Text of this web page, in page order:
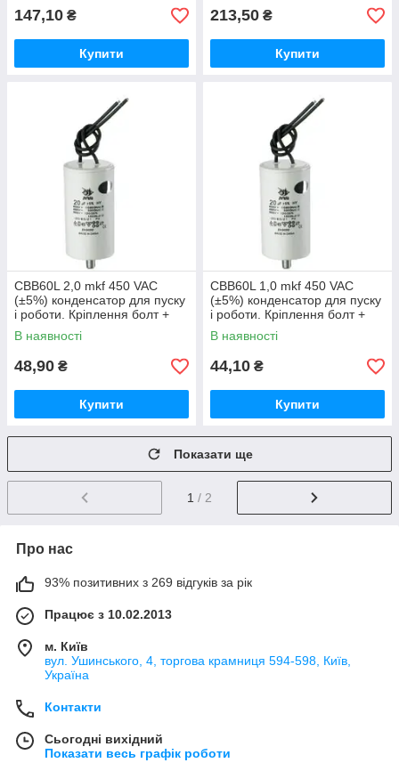
147,10 ₴
Купити
213,50 ₴
Купити
CBB60L 2,0 mkf 450 VAC
(±5%) конденсатор для пуску
і роботи. Кріплення болт +
дроти (30*57 mm)
В наявності
48,90 ₴
Купити
CBB60L 1,0 mkf 450 VAC
(±5%) конденсатор для пуску
і роботи. Кріплення болт +
дроти (30*57 mm)
В наявності
44,10 ₴
Купити
Показати ще
1 / 2
Про нас
93% позитивних з 269 відгуків за рік
Працює з 10.02.2013
м. Київ
вул. Ушинського, 4, торгова крамниця 594-598, Київ,
Україна
Контакти
Сьогодні вихідний
Показати весь графік роботи